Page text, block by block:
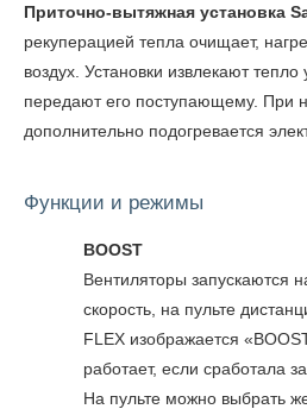
Приточно-вытяжная установка
рекуперацией тепла очищает,
воздух. Установки извлекают
передают его поступающему. При
дополнительно подогревается
Функции и режимы
BOOST
Вентиляторы запускаются
скорость, на пульте
FLEX изображается
работает, если сработала
На пульте можно выбрать